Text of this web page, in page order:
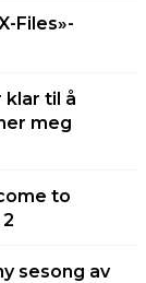
Files»-
klar til å
meg
to
sesong av